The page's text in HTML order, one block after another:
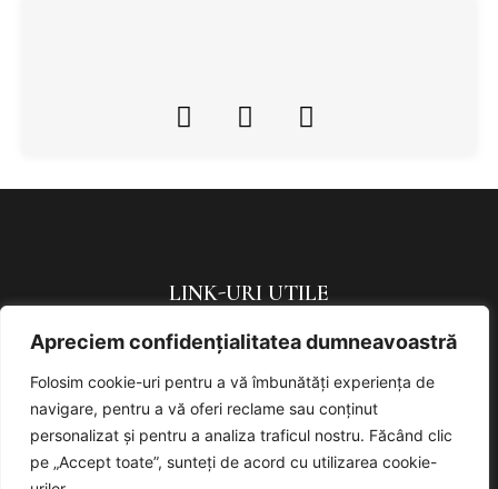
Apreciem confidențialitatea dumneavoastră
Folosim cookie-uri pentru a vă îmbunătăți experiența de
navigare, pentru a vă oferi reclame sau conținut
personalizat și pentru a analiza traficul nostru. Făcând clic
pe „Accept toate”, sunteți de acord cu utilizarea cookie-
LINK-URI UTILE
Politica de confidențialitate
Politică de cookies
URMAREȘTE-NE